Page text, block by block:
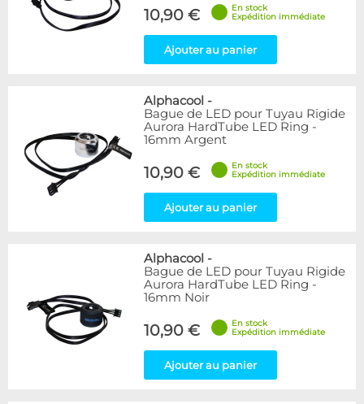
Transparent
40
Vert
Disponibilité / Promotions
Articles en promotions
Appliquer
10,90 €
En stock
Expédition immédiate
Ajouter au panier
Alphacool -
Bague de LED pour Tuyau Rigide
Aurora HardTube LED Ring -
16mm Argent
10,90 €
En stock
Expédition immédiate
Ajouter au panier
Alphacool -
Bague de LED pour Tuyau Rigide
Aurora HardTube LED Ring -
16mm Noir
10,90 €
En stock
Expédition immédiate
Ajouter au panier